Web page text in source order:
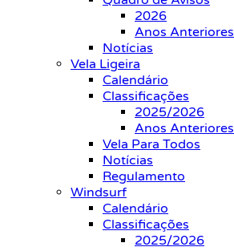
2026
Anos Anteriores
Notícias
Vela Ligeira
Calendário
Classificações
2025/2026
Anos Anteriores
Vela Para Todos
Notícias
Regulamento
Windsurf
Calendário
Classificações
2025/2026